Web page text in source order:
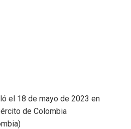
el 18 de mayo de 2023 en
de Colombia